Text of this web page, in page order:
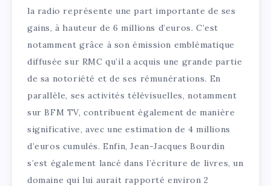
la radio représente une part importante de ses
gains, à hauteur de 6 millions d’euros. C’est
notamment grâce à son émission emblématique
diffusée sur RMC qu’il a acquis une grande partie
de sa notoriété et de ses rémunérations. En
parallèle, ses activités télévisuelles, notamment
sur BFM TV, contribuent également de manière
significative, avec une estimation de 4 millions
d’euros cumulés. Enfin, Jean-Jacques Bourdin
s’est également lancé dans l’écriture de livres, un
domaine qui lui aurait rapporté environ 2